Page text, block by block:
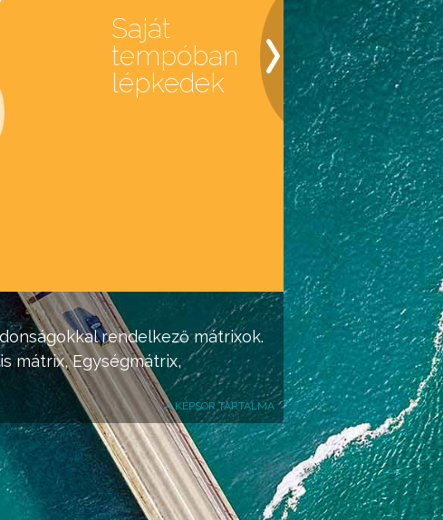
rendelkezőmátrixok.
mátrix, Egységmátrix,
A KÉPSOR TARTALMA
Saját
tempóban
lépkedek